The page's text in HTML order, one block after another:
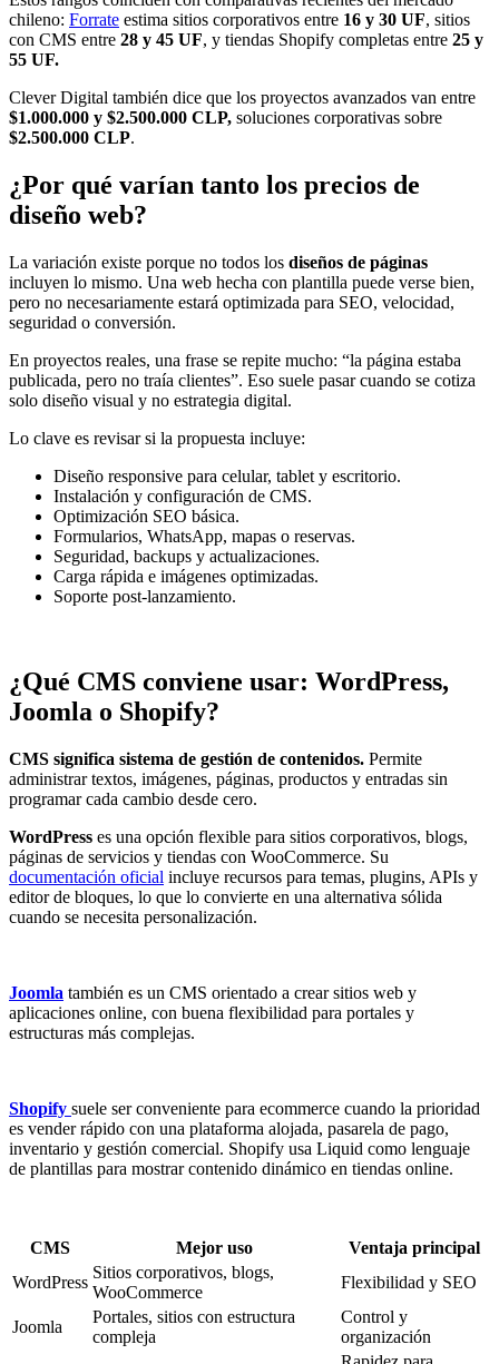
chileno: Forrate estima sitios corporativos entre 16 y 30 UF, sitios
con CMS entre 28 y 45 UF, y tiendas Shopify completas entre 25 y
55 UF.
Clever Digital también dice que los proyectos avanzados van entre
$1.000.000 y $2.500.000 CLP, soluciones corporativas sobre
$2.500.000 CLP.
¿Por qué varían tanto los precios de
diseño web?
La variación existe porque no todos los diseños de páginas
incluyen lo mismo. Una web hecha con plantilla puede verse bien,
pero no necesariamente estará optimizada para SEO, velocidad,
seguridad o conversión.
En proyectos reales, una frase se repite mucho: “la página estaba
publicada, pero no traía clientes”. Eso suele pasar cuando se cotiza
solo diseño visual y no estrategia digital.
Lo clave es revisar si la propuesta incluye:
Diseño responsive para celular, tablet y escritorio.
Instalación y configuración de CMS.
Optimización SEO básica.
Formularios, WhatsApp, mapas o reservas.
Seguridad, backups y actualizaciones.
Carga rápida e imágenes optimizadas.
Soporte post-lanzamiento.
¿Qué CMS conviene usar: WordPress,
Joomla o Shopify?
CMS significa sistema de gestión de contenidos. Permite
administrar textos, imágenes, páginas, productos y entradas sin
programar cada cambio desde cero.
WordPress es una opción flexible para sitios corporativos, blogs,
páginas de servicios y tiendas con WooCommerce. Su
documentación oficial incluye recursos para temas, plugins, APIs y
editor de bloques, lo que lo convierte en una alternativa sólida
cuando se necesita personalización.
Joomla también es un CMS orientado a crear sitios web y
aplicaciones online, con buena flexibilidad para portales y
estructuras más complejas.
Shopify suele ser conveniente para ecommerce cuando la prioridad
es vender rápido con una plataforma alojada, pasarela de pago,
inventario y gestión comercial. Shopify usa Liquid como lenguaje
de plantillas para mostrar contenido dinámico en tiendas online.
CMS Mejor uso
Ventaja principal
WordPress
Sitios corporativos, blogs,
WooCommerce
Flexibilidad y SEO
Joomla
Portales, sitios con estructura
compleja
Control y
organización